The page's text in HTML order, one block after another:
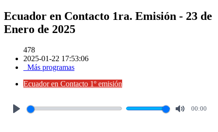
Ecuador en Contacto 1ra. Emisión - 23 de
Enero de 2025
478
2025-01-22 17:53:06
Más programas
Ecuador en Contacto 1º emisión
00:00